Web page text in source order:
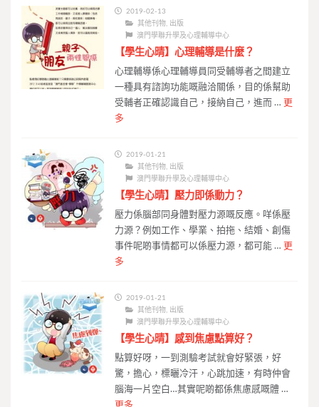
2019-02-13
其他刊物, 出版
澳門學聯升學及心理輔導中心
【學生心晴】心理輔導是什麼？
心理輔導係心理輔導員同受輔導者之間建立
一種具有諮詢功能嘅融洽關係，目的係幫助
受輔者正確認識自己，接納自己，進而 … 更
多
2019-01-21
其他刊物, 出版
澳門學聯升學及心理輔導中心
【學生心晴】壓力即係動力？
壓力係腦部同身體對壓力源嘅反應。咩係壓
力源？例如工作、學業、拍拖、結婚、創傷
事件呢啲事情都可以係壓力源，都可能 … 更
多
2019-01-21
其他刊物, 出版
澳門學聯升學及心理輔導中心
【學生心晴】感到焦慮點算好？
點算好呀，一到測驗考試就會好緊張，好
驚，擔心，標曬冷汗，心跳加速，有時仲會
腦海一片空白…其實呢啲都係焦慮感嘅體 …